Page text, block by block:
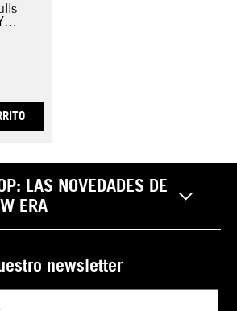
LAS NOVEDADES DE
ERA
newsletter